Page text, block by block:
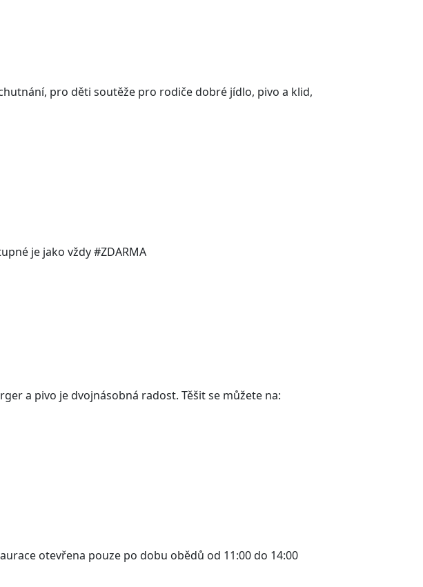
pro děti soutěže pro rodiče dobré jídlo, pivo a klid,
je jako vždy #ZDARMA
a pivo je dvojnásobná radost. Těšit se můžete na:
otevřena pouze po dobu obědů od 11:00 do 14:00